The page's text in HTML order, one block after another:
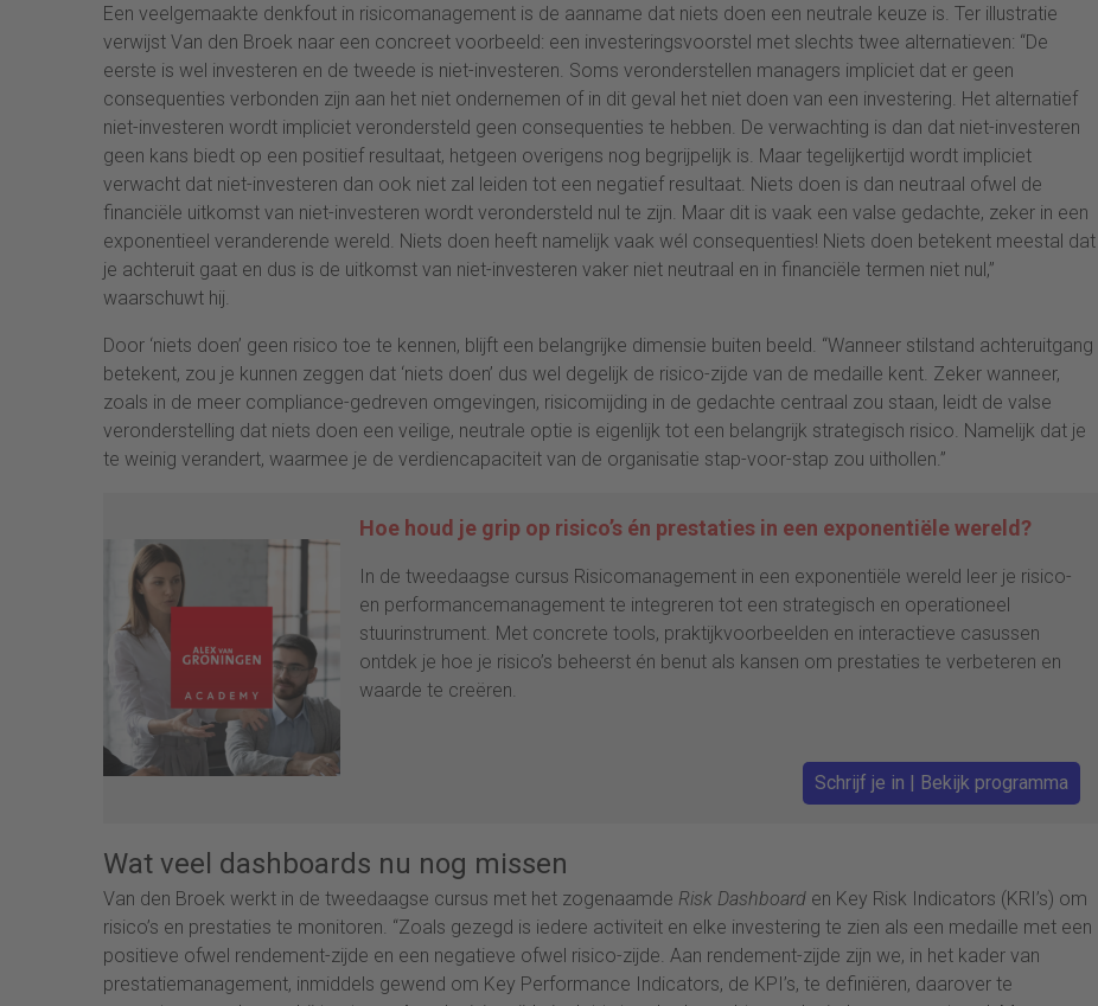
Een veelgemaakte denkfout in risicomanagement is de aanname dat niets doen een neutrale keuze is. Ter illustratie
verwijst Van den Broek naar een concreet voorbeeld: een investeringsvoorstel met slechts twee alternatieven: “De
eerste is wel investeren en de tweede is niet-investeren. Soms veronderstellen managers impliciet dat er geen
consequenties verbonden zijn aan het niet ondernemen of in dit geval het niet doen van een investering. Het alternatief
niet-investeren wordt impliciet verondersteld geen consequenties te hebben. De verwachting is dan dat niet-investeren
geen kans biedt op een positief resultaat, hetgeen overigens nog begrijpelijk is. Maar tegelijkertijd wordt impliciet
verwacht dat niet-investeren dan ook niet zal leiden tot een negatief resultaat. Niets doen is dan neutraal ofwel de
financiële uitkomst van niet-investeren wordt verondersteld nul te zijn. Maar dit is vaak een valse gedachte, zeker in een
exponentieel veranderende wereld. Niets doen heeft namelijk vaak wél consequenties! Niets doen betekent meestal dat
je achteruit gaat en dus is de uitkomst van niet-investeren vaker niet neutraal en in financiële termen niet nul,”
waarschuwt hij.
Door ‘niets doen’ geen risico toe te kennen, blijft een belangrijke dimensie buiten beeld. “Wanneer stilstand achteruitgang
betekent, zou je kunnen zeggen dat ‘niets doen’ dus wel degelijk de risico-zijde van de medaille kent. Zeker wanneer,
zoals in de meer compliance-gedreven omgevingen, risicomijding in de gedachte centraal zou staan, leidt de valse
veronderstelling dat niets doen een veilige, neutrale optie is eigenlijk tot een belangrijk strategisch risico. Namelijk dat je
te weinig verandert, waarmee je de verdiencapaciteit van de organisatie stap-voor-stap zou uithollen.”
Hoe houd je grip op risico’s én prestaties in een exponentiële wereld?
In de tweedaagse cursus Risicomanagement in een exponentiële wereld leer je risico-
en performancemanagement te integreren tot een strategisch en operationeel
stuurinstrument. Met concrete tools, praktijkvoorbeelden en interactieve casussen
ontdek je hoe je risico’s beheerst én benut als kansen om prestaties te verbeteren en
waarde te creëren.
Schrijf je in | Bekijk programma
Wat veel dashboards nu nog missen
Van den Broek werkt in de tweedaagse cursus met het zogenaamde Risk Dashboard en Key Risk Indicators (KRI’s) om
risico’s en prestaties te monitoren. “Zoals gezegd is iedere activiteit en elke investering te zien als een medaille met een
positieve ofwel rendement-zijde en een negatieve ofwel risico-zijde. Aan rendement-zijde zijn we, in het kader van
prestatiemanagement, inmiddels gewend om Key Performance Indicators, de KPI’s, te definiëren, daarover te